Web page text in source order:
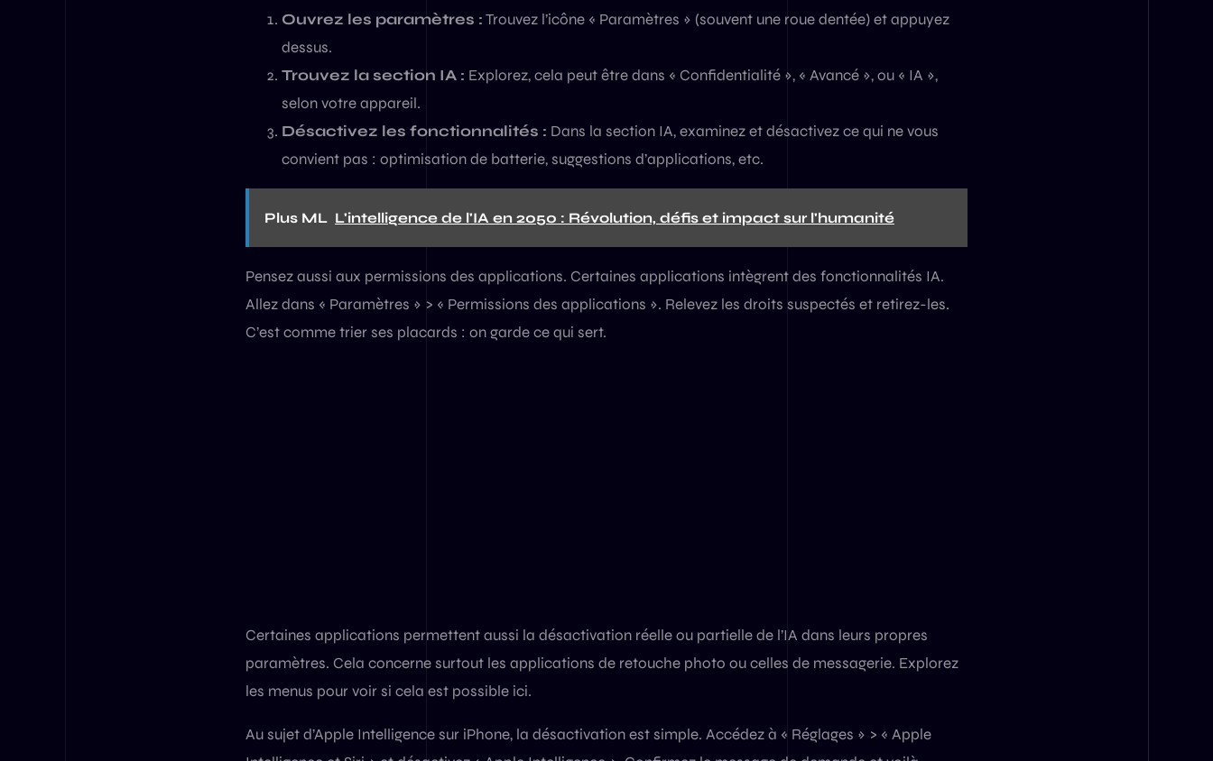
Ouvrez les paramètres :Trouvez l’icône « Paramètres » (souvent une roue dentée) et appuyez
dessus.
Trouvez la section IA : Explorez, cela peut être dans « Confidentialité », « Avancé », ou « IA »,
selon votre appareil.
Désactivez les fonctionnalités : Dans la section IA, examinez et désactivez ce qui ne vous
convient pas : optimisation de batterie, suggestions d’applications, etc.
Plus ML L'intelligence de l'IA en 2050 : Révolution, défis et impact sur l'humanité
Pensez aussi aux permissions des applications. Certaines applications intègrent des fonctionnalités IA.
Allez dans « Paramètres » > « Permissions des applications ». Relevez les droits suspectés et retirez-les.
C’est comme trier ses placards : on garde ce qui sert.
Certaines applications permettent aussi la désactivation réelle ou partielle de l’IA dans leurs propres
paramètres. Cela concerne surtout les applications de retouche photo ou celles de messagerie. Explorez
les menus pour voir si cela est possible ici.
Au sujet d’Apple Intelligence sur iPhone, la désactivation est simple. Accédez à « Réglages » > « Apple